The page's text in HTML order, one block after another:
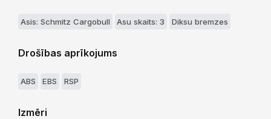
Asis: Schmitz Cargobull Asu skaits: 3 Diksu bremzes
Drošības aprīkojums
ABS EBS RSP
Izmēri